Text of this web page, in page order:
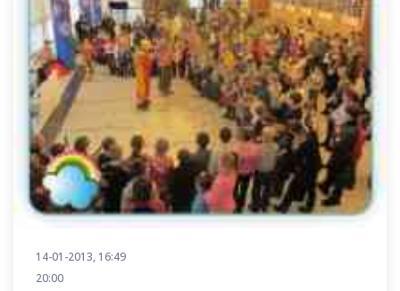
14-01-2013, 16:49
20:00